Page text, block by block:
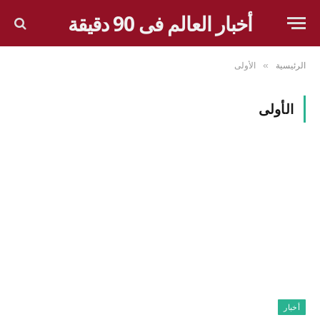
أخبار العالم فى 90 دقيقة
الرئيسية » الأولى
الأولى
أخبار